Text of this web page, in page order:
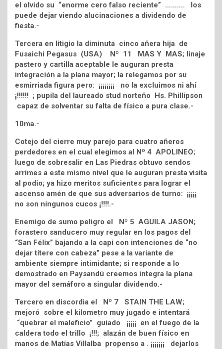
el olvido su “enorme cero falso reciente” ………. los
puede dejar viendo alucinaciones a dividendo de
fiesta.-
Tercera en litigio la diminuta cinco añera hija de
Fusaichi Pegasus (USA) Nº 11 MAS Y MAS; linaje
pastero y cartilla aceptable le auguran presta
integración a la plana mayor; la relegamos por su
esmirriada figura pero: ¡¡¡¡¡¡¡¡ no la excluimos ni ahí
¡!!!!!! ; pupila del laureado stud norteño Hs. Phillipson
capaz de solventar su falta de físico a pura clase.-
10ma.-
Cotejo del cierre muy parejo para cuatro añeros
perdedores en el cual elegimos al Nº 4 APOLINEO;
luego de sobresalir en Las Piedras obtuvo sendos
arrimes a este mismo nivel que le auguran presta visita
al podio; ya hizo meritos suficientes para lograr el
ascenso amén de que sus adversarios de turno: ¡¡¡¡¡
no son ningunos cucos ¡!!!!.-
Enemigo de sumo peligro el Nº 5 AGUILA JASON;
forastero sanducero muy regular en los pagos del
“San Félix” bajando a la capi con intenciones de “no
dejar títere con cabeza” pese a la variante de
ambiente siempre intimidante; si responde a lo
demostrado en Paysandú creemos integra la plana
mayor del semáforo a singular dividendo.-
Tercero en discordia el Nº 7 STAIN THE LAW;
mejoró sobre el kilometro muy jugado e intentará
“quebrar el maleficio” guiado ¡¡¡¡¡ en el fuego de la
caldera todo el trillo ¡!!!; alazán de buen físico en
manos de Matías Villalba propenso a . ¡¡¡¡¡¡¡ dejarlos